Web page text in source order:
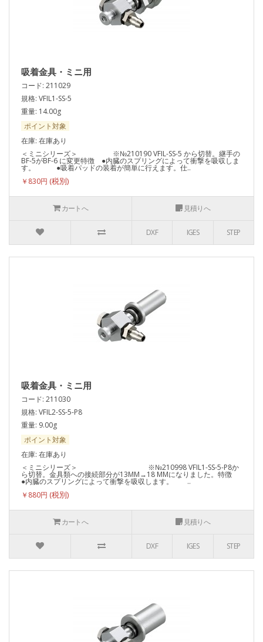
吸着金具・ミニ用
コード: 211029
規格: VFIL1-SS-5
重量: 14.00g
ポイント対象
在庫: 在庫あり
＜ミニシリーズ＞ ※№210190 VFIL-SS-5 から切替。継手の
BF-5がBF-6 に変更特徴 ●内臓のスプリングによって衝撃を吸収しま
す。 ●吸着パッドの装着が簡単に行えます。仕..
￥830円
カートへ 見積りへ
DXF IGES STEP
吸着金具・ミニ用
コード: 211030
規格: VFIL2-SS-5-P8
重量: 9.00g
ポイント対象
在庫: 在庫あり
＜ミニシリーズ＞ ※№210998 VFIL1-SS-5-P8か
ら切替。金具類への接続部分が13MM→18 MMになりました。特徴
●内臓のスプリングによって衝撃を吸収します。 ..
￥880円
カートへ 見積りへ
DXF IGES STEP